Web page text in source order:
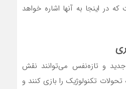
در اینجا به آنها اشاره خواهد
جدید و تازه‌‌‌نفس می‌توانند نقش
تکنولوژیک را بازی کنند و